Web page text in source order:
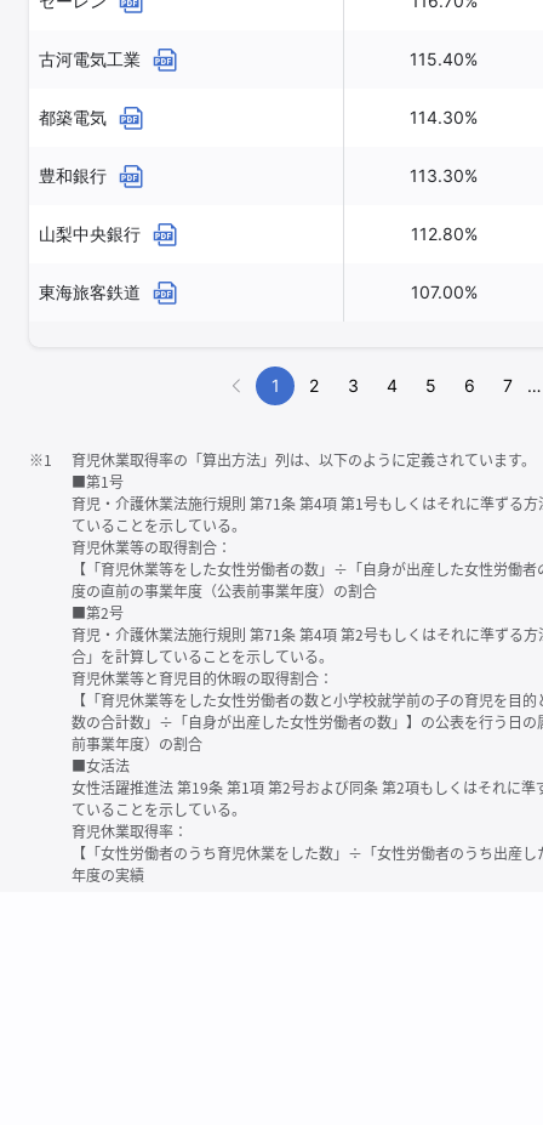
古河電気工業 115.40%
都築電気 114.30%
豊和銀行 113.30%
山梨中央銀行 112.80%
東海旅客鉄道 107.00%
1 2 3 4 5 6 7 …
※1
育児休業取得率の「算出方法」列は、以下のように定義されています。
■第1号
育児・介護休業法施行規則 第71条 第4項 第1号もしくはそれに準ずる
ていることを示している。
育児休業等の取得割合：
【「育児休業等をした女性労働者の数」÷「自身が出産した女性労働
度の直前の事業年度（公表前事業年度）の割合
■第2号
育児・介護休業法施行規則 第71条 第4項 第2号もしくはそれに準ずる
合」を計算していることを示している。
育児休業等と育児目的休暇の取得割合：
【「育児休業等をした女性労働者の数と小学校就学前の子の育児を目
数の合計数」÷「自身が出産した女性労働者の数」】の公表を行う日
前事業年度）の割合
■女活法
女性活躍推進法 第19条 第1項 第2号および同条 第2項もしくはそれに
ていることを示している。
育児休業取得率：
【「女性労働者のうち育児休業をした数」÷「女性労働者のうち出産
年度の実績